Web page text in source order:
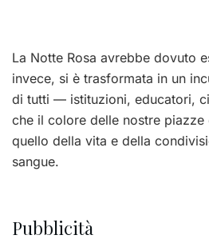
La Notte Rosa avrebbe dovuto
invece, si è trasformata in un
di tutti — istituzioni, educatori,
che il colore delle nostre piazze
quello della vita e della
sangue.
Pubblicità